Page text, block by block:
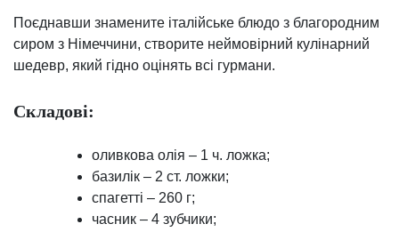
Поєднавши знамените італійське блюдо з благородним
сиром з Німеччини, створите неймовірний кулінарний
шедевр, який гідно оцінять всі гурмани.
Складові:
оливкова олія – ​​1 ч. ложка;
базилік – 2 ст. ложки;
спагетті – 260 г;
часник – 4 зубчики;